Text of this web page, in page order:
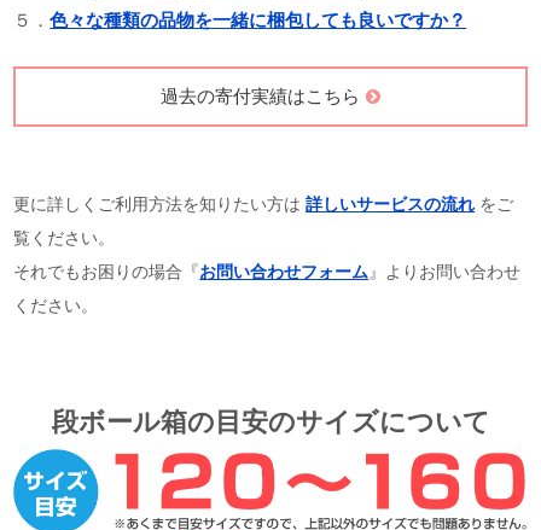
５．色々な種類の品物を一緒に梱包しても良いですか？
過去の寄付実績はこちら
更に詳しくご利用方法を知りたい方は詳しいサービスの流れ をご
覧ください。
それでもお困りの場合『お問い合わせフォーム』よりお問い合わせ
ください。
段ボール箱の目安のサイズについて